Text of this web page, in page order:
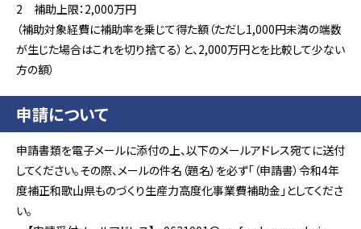
2 補助上限：2,000万円
（補助対象経費に補助率を乗じて得た額（ただし1,000円未満の端数
が生じた場合はこれを切り捨てる）と、2,000万円とを比較して少ない
方の額）
申請について
申請書類を電子メールに添付の上、以下のメールアドレス宛てに送付
してください。その際、メールの件名（題名）を必ず「（申請書）令和4年
度補正和歌山県ものづくり生産力高度化事業費補助金」としてくださ
い。